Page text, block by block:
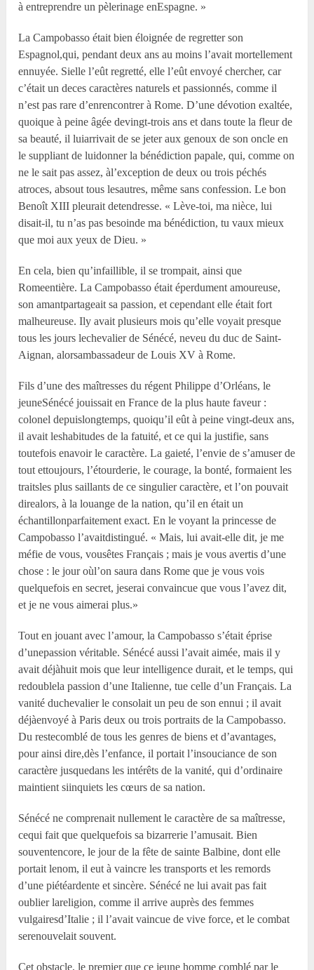
à entreprendre un pèlerinage enEspagne. »
La Campobasso était bien éloignée de regretter son
Espagnol,qui, pendant deux ans au moins l’avait mortellement
ennuyée. Sielle l’eût regretté, elle l’eût envoyé chercher, car
c’était un deces caractères naturels et passionnés, comme il
n’est pas rare d’enrencontrer à Rome. D’une dévotion exaltée,
quoique à peine âgée devingt-trois ans et dans toute la fleur de
sa beauté, il luiarrivait de se jeter aux genoux de son oncle en
le suppliant de luidonner la bénédiction papale, qui, comme on
ne le sait pas assez, àl’exception de deux ou trois péchés
atroces, absout tous lesautres, même sans confession. Le bon
Benoît XIII pleurait detendresse. « Lève-toi, ma nièce, lui
disait-il, tu n’as pas besoinde ma bénédiction, tu vaux mieux
que moi aux yeux de Dieu. »
En cela, bien qu’infaillible, il se trompait, ainsi que
Romeentière. La Campobasso était éperdument amoureuse,
son amantpartageait sa passion, et cependant elle était fort
malheureuse. Ily avait plusieurs mois qu’elle voyait presque
tous les jours lechevalier de Sénécé, neveu du duc de Saint-
Aignan, alorsambassadeur de Louis XV à Rome.
Fils d’une des maîtresses du régent Philippe d’Orléans, le
jeuneSénécé jouissait en France de la plus haute faveur :
colonel depuislongtemps, quoiqu’il eût à peine vingt-deux ans,
il avait leshabitudes de la fatuité, et ce qui la justifie, sans
toutefois enavoir le caractère. La gaieté, l’envie de s’amuser de
tout ettoujours, l’étourderie, le courage, la bonté, formaient les
traitsles plus saillants de ce singulier caractère, et l’on pouvait
direalors, à la louange de la nation, qu’il en était un
échantillonparfaitement exact. En le voyant la princesse de
Campobasso l’avaitdistingué. « Mais, lui avait-elle dit, je me
méfie de vous, vousêtes Français ; mais je vous avertis d’une
chose : le jour oùl’on saura dans Rome que je vous vois
quelquefois en secret, jeserai convaincue que vous l’avez dit,
et je ne vous aimerai plus.»
Tout en jouant avec l’amour, la Campobasso s’était éprise
d’unepassion véritable. Sénécé aussi l’avait aimée, mais il y
avait déjàhuit mois que leur intelligence durait, et le temps, qui
redoublela passion d’une Italienne, tue celle d’un Français. La
vanité duchevalier le consolait un peu de son ennui ; il avait
déjàenvoyé à Paris deux ou trois portraits de la Campobasso.
Du restecomblé de tous les genres de biens et d’avantages,
pour ainsi dire,dès l’enfance, il portait l’insouciance de son
caractère jusquedans les intérêts de la vanité, qui d’ordinaire
maintient siinquiets les cœurs de sa nation.
Sénécé ne comprenait nullement le caractère de sa maîtresse,
cequi fait que quelquefois sa bizarrerie l’amusait. Bien
souventencore, le jour de la fête de sainte Balbine, dont elle
portait lenom, il eut à vaincre les transports et les remords
d’une piétéardente et sincère. Sénécé ne lui avait pas fait
oublier lareligion, comme il arrive auprès des femmes
vulgairesd’Italie ; il l’avait vaincue de vive force, et le combat
serenouvelait souvent.
Cet obstacle, le premier que ce jeune homme comblé par le